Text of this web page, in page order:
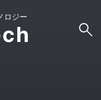
ロジー